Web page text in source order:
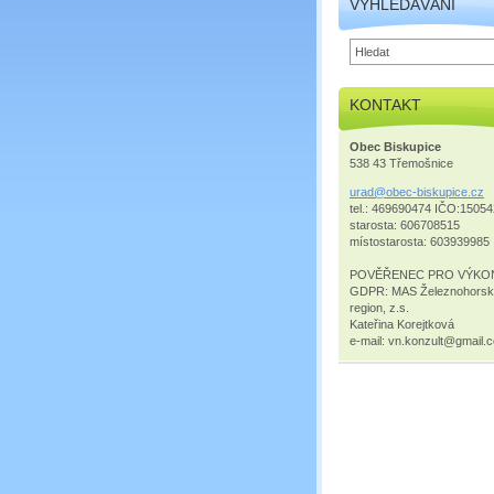
VYHLEDÁVÁNÍ
KONTAKT
Obec Biskupice
538 43 Třemošnice
urad@obec-biskupice.cz
tel.: 469690474
starosta: 606708515
místostarosta: 603939985
POVĚŘENEC PRO
GDPR: MAS
region, z.s.
Kateřina Korejtková
e-mail: